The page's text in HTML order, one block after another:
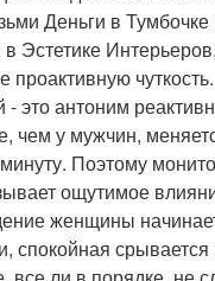
Деньги в
в Эстетике
проактивную чуткость.
это антоним
чем у мужчин,
Поэтому
ощутимое
женщины
спокойная